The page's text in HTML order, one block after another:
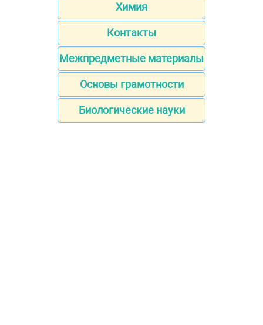
Химия
Контакты
Межпредметные материалы
Основы грамотности
Биологические науки